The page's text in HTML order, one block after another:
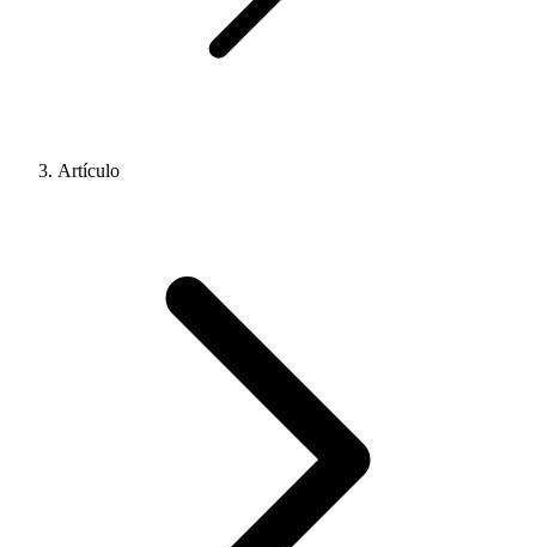
Artículo